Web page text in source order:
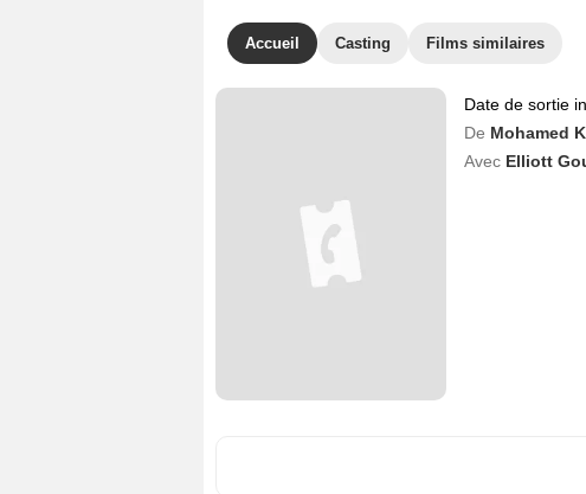
Accueil Casting Films similaires
Date de sortie
De Mohamed
Avec Elliott